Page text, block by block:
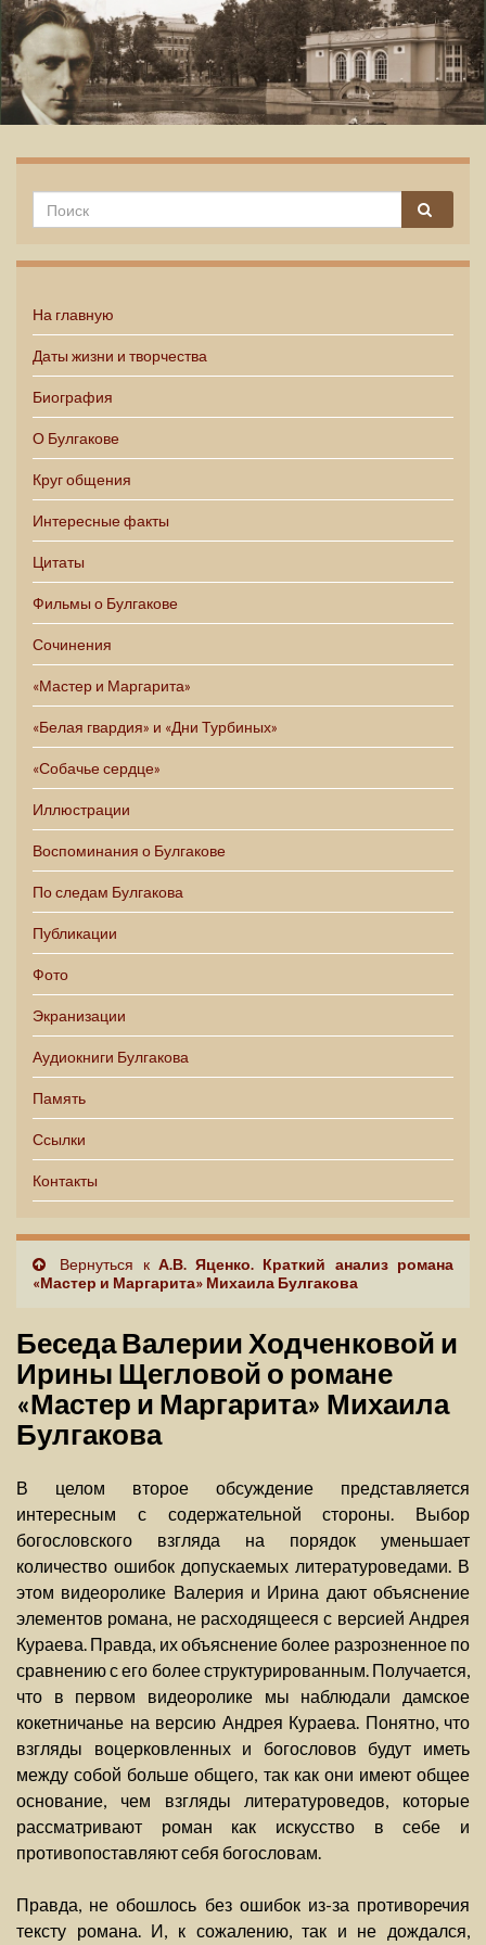
На главную
Даты жизни и творчества
Биография
О Булгакове
Круг общения
Интересные факты
Цитаты
Фильмы о Булгакове
Сочинения
«Мастер и Маргарита»
«Белая гвардия» и «Дни Турбиных»
«Собачье сердце»
Иллюстрации
Воспоминания о Булгакове
По следам Булгакова
Публикации
Фото
Экранизации
Аудиокниги Булгакова
Память
Ссылки
Контакты
Вернуться к А.В. Яценко. Краткий анализ романа
«Мастер и Маргарита» Михаила Булгакова
Беседа Валерии Ходченковой и
Ирины Щегловой о романе
«Мастер и Маргарита» Михаила
Булгакова
В целом второе обсуждение представляется
интересным с содержательной стороны. Выбор
богословского взгляда на порядок уменьшает
количество ошибок допускаемых литературоведами. В
этом видеоролике Валерия и Ирина дают объяснение
элементов романа, не расходящееся с версией Андрея
Кураева. Правда, их объяснение более разрозненное по
сравнению с его более структурированным. Получается,
что в первом видеоролике мы наблюдали дамское
кокетничанье на версию Андрея Кураева. Понятно, что
взгляды воцерковленных и богословов будут иметь
между собой больше общего, так как они имеют общее
основание, чем взгляды литературоведов, которые
рассматривают роман как искусство в себе и
противопоставляют себя богословам.
Правда, не обошлось без ошибок из-за противоречия
тексту романа. И, к сожалению, так и не дождался,